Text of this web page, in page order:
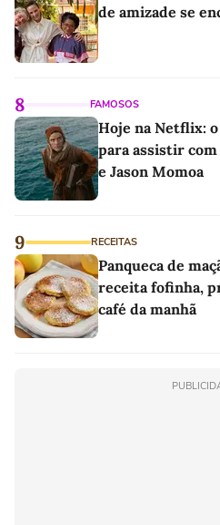
de amizade se
8 FAMOSOS
Hoje na Netflix:
para assistir
e Jason Momoa
9 RECEITAS
Panqueca de
receita fofinha,
café da manhã